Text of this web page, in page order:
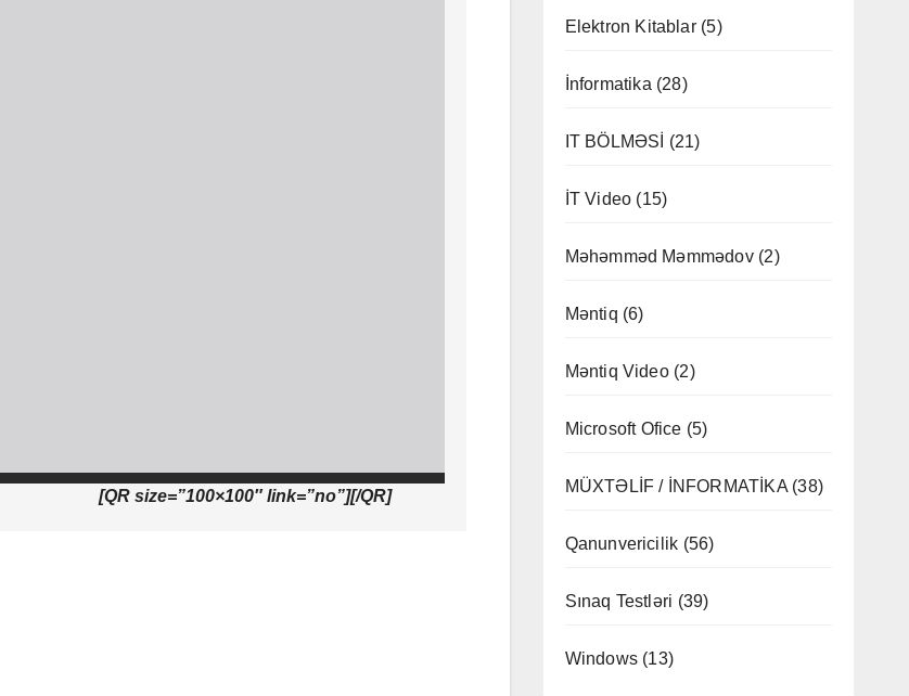
[QR size=”100×100″ link=”no”][/QR]
Elektron Kitablar(5)
İnformatika (28)
IT BÖLMƏSİ (21)
İT Video (15)
Məhəmməd Məmmədov(2)
Məntiq (6)
Məntiq Video(2)
Microsoft Ofice (5)
MÜXTƏLİF / İNFORMATİKA(38)
Qanunvericilik (56)
Sınaq Testləri (39)
Windows(13)